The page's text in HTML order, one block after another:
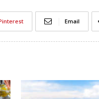
Email